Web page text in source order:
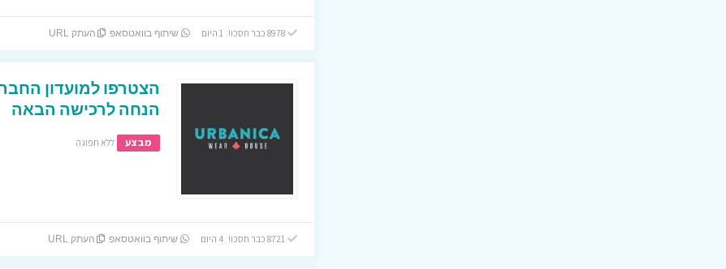
8978 כבר חסכו! 1 היום שיתוף בוואטסאפ העתק URL
הנחה לרכישה הבאה
מבצע ללא תפוגה
8721 כבר חסכו! 4 היום שיתוף בוואטסאפ העתק URL